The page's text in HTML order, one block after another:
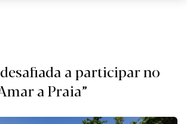
a participar no
a Praia”